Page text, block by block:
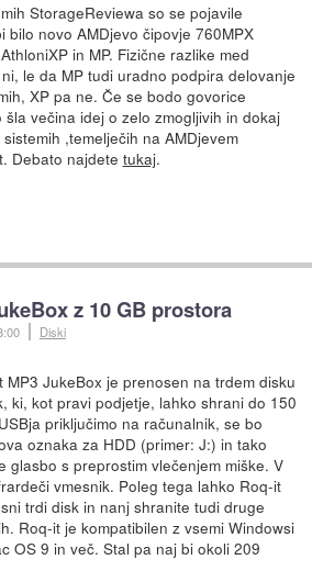
StorageReviewa so se pojavile
bilo novo AMDjevo čipovje 760MPX
in MP. Fizične razlike med
le da MP tudi uradno podpira delovanje
XP pa ne. Če se bodo govorice
večina idej o zelo zmogljivih in dokaj
,temelječih na AMDjevem
Debato najdete tukaj.
z 10 GB prostora
Diski
JukeBox je prenosen na trdem disku
ki, kot pravi podjetje, lahko shrani do 150
priključimo na računalnik, se bo
oznaka za HDD (primer: J:) in tako
glasbo s preprostim vlečenjem miške. V
vmesnik. Poleg tega lahko Roq-it
trdi disk in nanj shranite tudi druge
Roq-it je kompatibilen z vsemi Windowsi
OS 9 in več. Stal pa naj bi okoli 209